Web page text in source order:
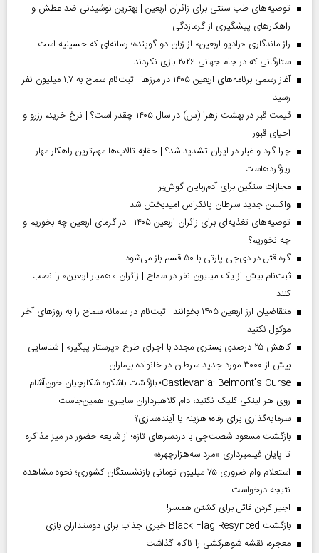
توصیه‌های طب سنتی برای زائران اربعین | بهترین نوشیدنی ضد عطش و
راهکارهای پیشگیری از گرمازدگی
راز ماندگاری «رادیو اربعین» از زبان دو گوینده؛ رسانه‌ای که حسینیه است
ستارگانی که در جام جهانی ۲۰۲۶ بازی نکردند
آغاز رسمی برنامه‌های اربعین ۱۴۰۵ در مرز‌ها | ثبت‌نام سماح به ۱.۷ میلیون نفر
رسید
قیمت قبر در بهشت زهرا (س) در سال ۱۴۰۵ چقدر است؟ | نرخ خرید، رزرو و
احیای قبور
چرا گرد و غبار در ایران تشدید شد؟ | حقابه تالاب‌ها مهم‌ترین راهکار مهار
ریزگردهاست
مجازات سنگین برای آدم‌ربایان گوش‌بر
واکسن جدید سرطان پانکراس امیدبخش شد
توصیه‌های تغذیه‌ای برای زائران اربعین ۱۴۰۵ | در گرمای اربعین چه بخوریم و
چه نخوریم؟
گره قتل در دی‌جی پارتی با ۵۰ قسم باز می‌شود
ثبت‌نام بیش از یک میلیون نفر در سماح | زائران «همیار اربعین» را نصب
کنند
متقاضیان ارز اربعین ۱۴۰۵ بخوانند | ثبت‌نام در سامانه سماح را به روز‌های آخر
موکول نکنید
کاهش ۲۵ درصدی بستری مجدد با اجرای طرح «پرستار پیگیر» | شناسایی
بیش از ۳۰۰۰ مورد جدید سرطان در خانواده بیماران
Castlevania: Belmont’s Curse؛ بازگشت باشکوه شکارچیان خون‌آشام
روی هر لینکی کلیک نکنید، دام کلاهبرداران سایبری همین‌جاست
سرمایه‌گذاری برای رفاه؛ هزینه یا آینده‌سازی؟
بازگشت مسعود شصت‌چی با دردسر‌های تازه؛ از شایعه حضور در میز مذاکره
تا پایان فیلمبرداری «مرد سه‌هزارچهره»
استعلام وام ضروری ۷۵ میلیون تومانی بازنشستگان کشوری؛ نحوه مشاهده
نتیجه درخواست
اجیر کردن قاتل برای کشتن همسر!
بازگشت Black Flag Resynced خبری جذاب برای دوستداران بازی
معجزه، نقشه شوهرکشی را ناکام گذاشت